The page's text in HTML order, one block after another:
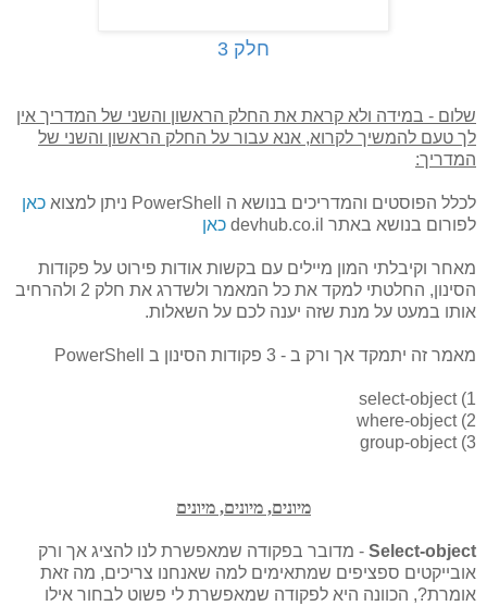
חלק 3
שלום - במידה ולא קראת את החלק הראשון והשני של המדריך אין
לך טעם להמשיך לקרוא, אנא עבור על החלק הראשון והשני של
המדריך:
לכלל הפוסטים והמדריכים בנושא ה PowerShell ניתן למצוא
כאן
לפורום בנושא באתר devhub.co.il
כאן
מאחר וקיבלתי המון מיילים עם בקשות אודות פירוט על פקודות
הסינון, החלטתי למקד את כל המאמר ולשדרג את חלק 2 ולהרחיב
אותו במעט על מנת שזה יענה לכם על השאלות.
מאמר זה יתמקד אך ורק ב - 3 פקודות הסינון ב PowerShell
1) select-object
2) where-object
3) group-object
מיונים, מיונים, מיונים
Select-object - מדובר בפקודה שמאפשרת לנו להציג אך ורק
אובייקטים ספציפים שמתאימים למה שאנחנו צריכים, מה זאת
אומרת?, הכוונה היא לפקודה שמאפשרת לי פשוט לבחור אילו